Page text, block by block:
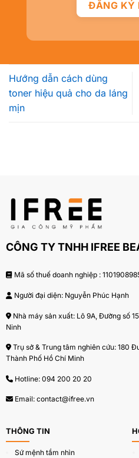
Hướng dẫn cách dùng
toner hiệu quả cho da láng
mịn
CÔNG TY TNHH IFREE
Mã số thuế doanh nghiệp :
Người đại diện: Nguyễn Phúc Hạnh
Nhà máy sản xuất: Lô 9A, Đường số
Ninh
Trụ sở & Trung tâm nghiên cứu: 180
Thành Phố Hồ Chí Minh
Hotline: 094 200 20 20
Email: contact@ifree.vn
THÔNG TIN
Sứ mệnh tầm nhìn